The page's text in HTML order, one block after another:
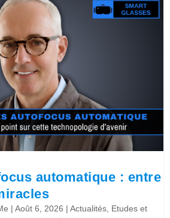
automatique : entre
|Août 6, 2026 |Actualités, Etudes et